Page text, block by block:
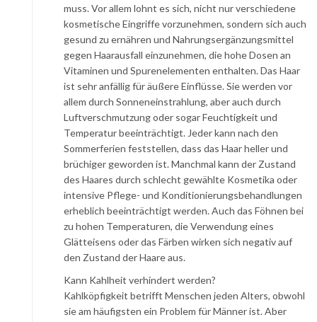
muss. Vor allem lohnt es sich, nicht nur verschiedene
kosmetische Eingriffe vorzunehmen, sondern sich auch
gesund zu ernähren und Nahrungsergänzungsmittel
gegen Haarausfall einzunehmen, die hohe Dosen an
Vitaminen und Spurenelementen enthalten. Das Haar
ist sehr anfällig für äußere Einflüsse. Sie werden vor
allem durch Sonneneinstrahlung, aber auch durch
Luftverschmutzung oder sogar Feuchtigkeit und
Temperatur beeinträchtigt. Jeder kann nach den
Sommerferien feststellen, dass das Haar heller und
brüchiger geworden ist. Manchmal kann der Zustand
des Haares durch schlecht gewählte Kosmetika oder
intensive Pflege- und Konditionierungsbehandlungen
erheblich beeinträchtigt werden. Auch das Föhnen bei
zu hohen Temperaturen, die Verwendung eines
Glätteisens oder das Färben wirken sich negativ auf
den Zustand der Haare aus.
Kann Kahlheit verhindert werden?
Kahlköpfigkeit betrifft Menschen jeden Alters, obwohl
sie am häufigsten ein Problem für Männer ist. Aber